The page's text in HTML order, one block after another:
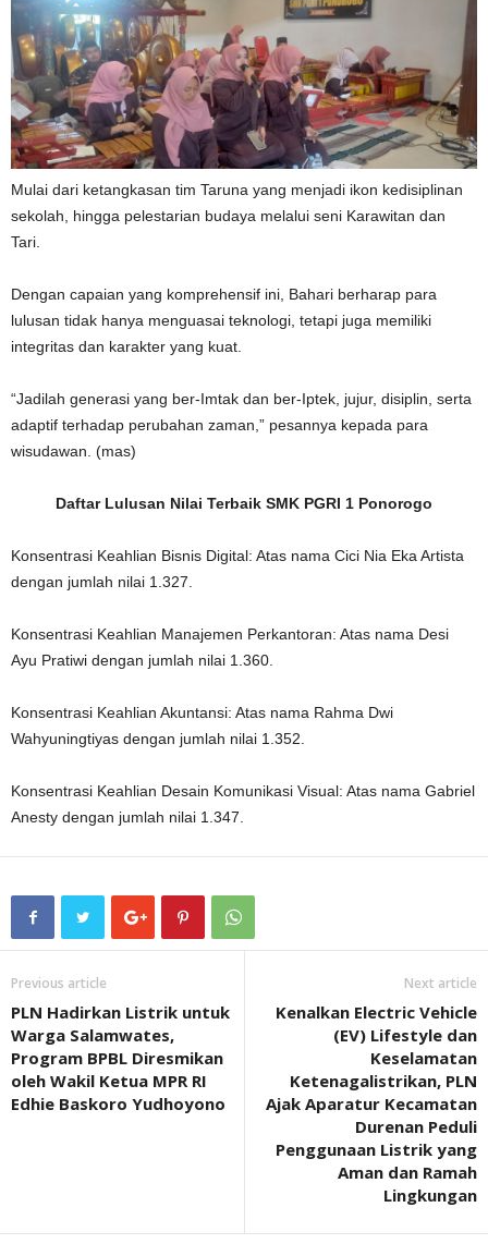
Mulai dari ketangkasan tim Taruna yang menjadi ikon kedisiplinan
sekolah, hingga pelestarian budaya melalui seni Karawitan dan
Tari.
Dengan capaian yang komprehensif ini, Bahari berharap para
lulusan tidak hanya menguasai teknologi, tetapi juga memiliki
integritas dan karakter yang kuat.
“Jadilah generasi yang ber-Imtak dan ber-Iptek, jujur, disiplin, serta
adaptif terhadap perubahan zaman,” pesannya kepada para
wisudawan. (mas)
Daftar Lulusan Nilai Terbaik SMK PGRI 1 Ponorogo
Konsentrasi Keahlian Bisnis Digital: Atas nama Cici Nia Eka Artista
dengan jumlah nilai 1.327.
Konsentrasi Keahlian Manajemen Perkantoran: Atas nama Desi
Ayu Pratiwi dengan jumlah nilai 1.360.
Konsentrasi Keahlian Akuntansi: Atas nama Rahma Dwi
Wahyuningtiyas dengan jumlah nilai 1.352.
Konsentrasi Keahlian Desain Komunikasi Visual: Atas nama Gabriel
Anesty dengan jumlah nilai 1.347.
Previous article
PLN Hadirkan Listrik untuk
Warga Salamwates,
Program BPBL Diresmikan
oleh Wakil Ketua MPR RI
Edhie Baskoro Yudhoyono
Next article
Kenalkan Electric Vehicle
(EV) Lifestyle dan
Keselamatan
Ketenagalistrikan, PLN
Ajak Aparatur Kecamatan
Durenan Peduli
Penggunaan Listrik yang
Aman dan Ramah
Lingkungan